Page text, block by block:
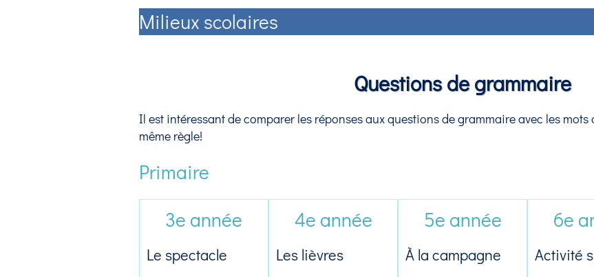
Milieux scolaires
Questions de grammaire
Il est intéressant de comparer les réponses aux questions de grammaire avec les
même règle!
Primaire
3e année
Le spectacle
4e année
Les lièvres
5e année
À la campagne
6e
Activité